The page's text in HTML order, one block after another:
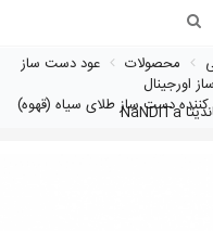
محصولات
عود دست ساز
اورجینال
دست ساز طلای سیاه (قهوه)